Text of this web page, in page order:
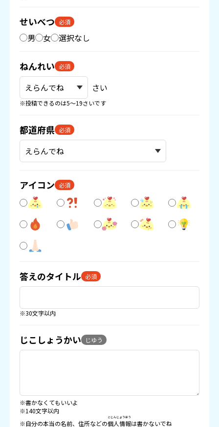
せいべつ 必須
男 女 選択なし
ねんれい 必須
さい
※投稿できるのは5〜19さいです
都道府県 必須
アイコン 必須
答えのタイトル 必須
※30文字以内
じこしょうかい じゆう
※書かなくてもいいよ
※140文字以内
※自分の本当の名前、住所などの個人情報
こじんじょうほう
は書かないでね